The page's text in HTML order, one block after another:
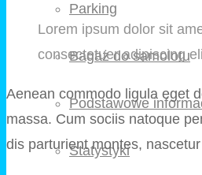
Parking
Bagaż do samolotu
Podstawowe
Statystyki
Lorem ipsum dolor sit
consectetuer adipiscing
Aenean commodo ligula eget
massa. Cum sociis natoque
dis parturient montes,